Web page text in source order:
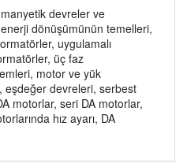
devreler ve
dönüşümünün temelleri,
uygulamalı
üç faz
motor ve yük
eşdeğer devreleri, serbest
motorlar, seri DA motorlar,
hız ayarı, DA